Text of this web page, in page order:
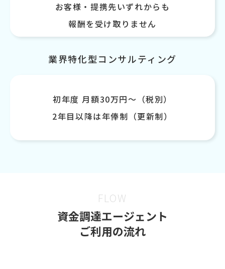
お客様・提携先いずれからも
報酬を受け取りません
業界特化型コンサルティング
初年度 月額30万円〜（税別）
2年目以降は年俸制（更新制）
FLOW
資金調達エージェント
ご利用の流れ